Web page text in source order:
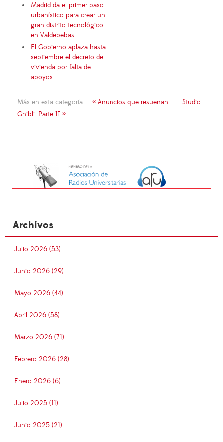
Madrid da el primer paso
urbanístico para crear un
gran distrito tecnológico
en Valdebebas
El Gobierno aplaza hasta
septiembre el decreto de
vivienda por falta de
apoyos
Más en esta categoría: « Anuncios que resuenan
Studio
Ghibli. Parte II »
Archivos
Julio 2026 (53)
Junio 2026 (29)
Mayo 2026 (44)
Abril 2026 (58)
Marzo 2026 (71)
Febrero 2026 (28)
Enero 2026 (6)
Julio 2025 (11)
Junio 2025 (21)